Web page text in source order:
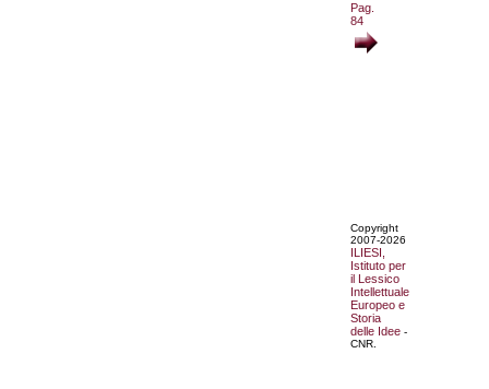
Pag.
84
Copyright
2007-2026
ILIESI,
Istituto per
il Lessico
Intellettuale
Europeo e
Storia
delle Idee -
CNR.